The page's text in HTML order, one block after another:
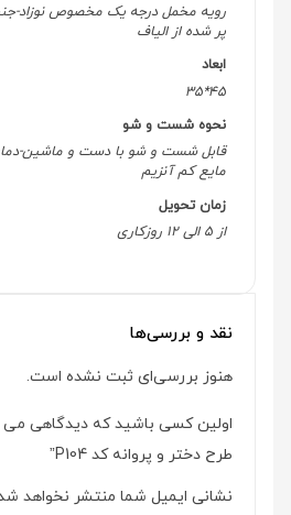
رویه مخمل درجه یک مخصوص نوزاد-
پر شده از الیاف
ابعاد
45*35
نحوه شست و شو
مایع کم آنزیم
زمان تحویل
از 5 الی 12 روزکاری
نقد و بررسی‌ها
هنوز بررسی‌ای ثبت نشده است.
اولین کسی باشید که دیدگاهی
طرح دختر و پروانه کد P104”
نشانی ایمیل شما منتشر نخواهد